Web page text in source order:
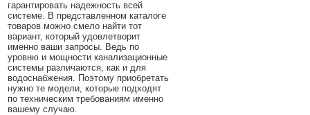
гарантировать надежность всей
системе. В представленном каталоге
товаров можно смело найти тот
вариант, который удовлетворит
именно ваши запросы. Ведь по
уровню и мощности канализационные
системы различаются, как и для
водоснабжения. Поэтому приобретать
нужно те модели, которые подходят
по техническим требованиям именно
вашему случаю.